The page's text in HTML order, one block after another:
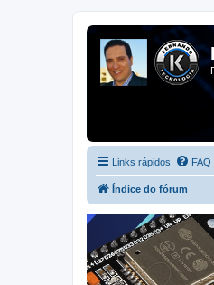
Links rápidos FAQ
Índice do fórum